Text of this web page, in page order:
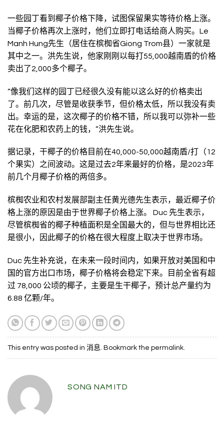
一些园丁看到椰子价格下降，试图保留果实等待价格上涨。
当椰子价格再次上涨时，他们立即打电话给商人购买。Le
Manh Hung先生（居住在槟椥省Giong Trom县）一家就是
其中之一。洪先生说，他家刚刚以每打55,000越南盾的价格
卖出了2,000多个椰子。
“像我们这样的园丁已经很久没有能以这么好的价格卖出
了。前几次，尽管是收获季节，但价格太低，所以我没有卖
出。幸运的是，这次椰子的价格不错，所以我可以弥补一些
花在化肥和农药上的钱，”洪先生说。
据记录，干椰子的价格目前在40,000-50,000越南盾/打（12
个果实）之间波动。这是过去2年来最好的价格，是2023年
前几个月椰子价格的两倍多。
槟椥农业和农村发展部副主任黄光德先生表示，最近椰子价
格上涨的原因是由于世界椰子价格上涨。 Duc 先生表示，
尽管槟椥省的椰子种植面积是全国最大的，但与世界相比还
是很小，因此椰子的价格在很大程度上取决于世界市场。
Duc 先生补充说，在未来一段时间内，如果开放对美国和中
国的官方出口市场，椰子价格将会稳定下来。目前全省有超
过 78,000 公顷的椰子，主要是生干椰子，预计总产量约为
6.88 亿颗/年。
This entry was posted in 消息. Bookmark the permalink.
SONG NAM ITD